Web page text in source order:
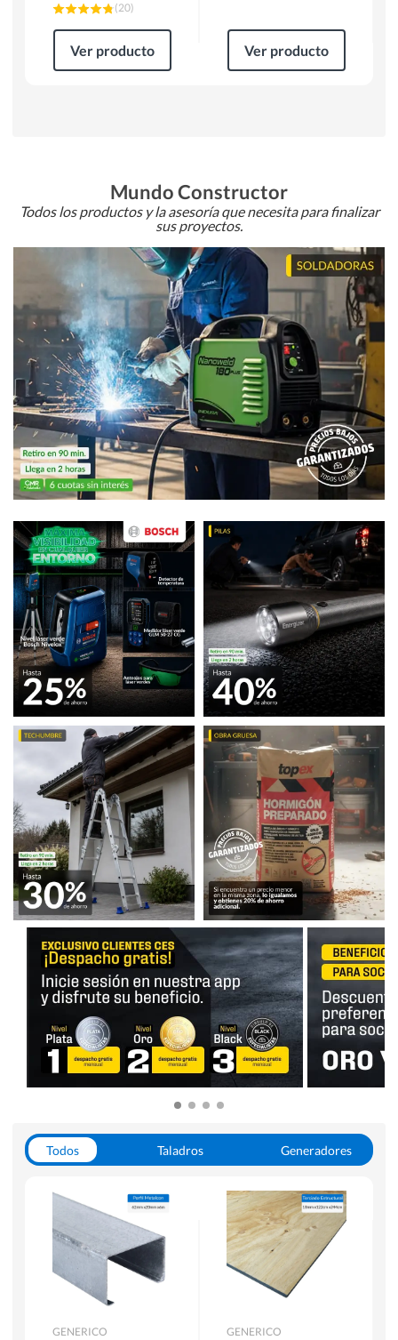
(20)
Ver producto Ver producto
Mundo Constructor
Todos los productos y la asesoría que necesita para finalizar
sus proyectos.
Todos Taladros
Generadores
Herramientas Manuales
Sierras Circulares
GENERICO GENERICO